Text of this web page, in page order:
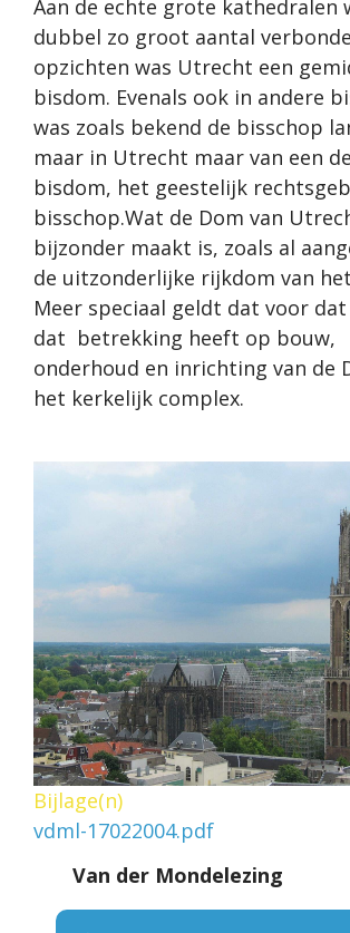
Aan de echte grote kathedralen
dubbel zo groot aantal
opzichten was Utrecht een
bisdom. Evenals ook in andere
was zoals bekend de bisschop
maar in Utrecht maar van een
bisdom, het geestelijk
bisschop.Wat de Dom van
bijzonder maakt is, zoals al
de uitzonderlijke rijkdom van
Meer speciaal geldt dat voor
dat betrekking heeft op bouw,
onderhoud en inrichting van de
het kerkelijk complex.
Bijlage(n)
vdml-17022004.pdf
Van der Mondelezing